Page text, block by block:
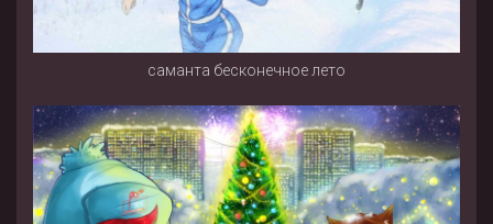
саманта бесконечное лето